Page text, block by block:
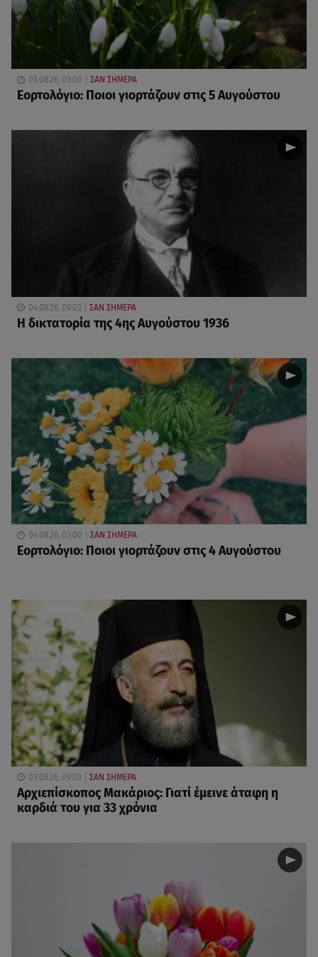
05.08.26, 03:00 ΣΑΝ ΣΗΜΕΡΑ
Εορτολόγιο: Ποιοι γιορτάζουν στις 5 Αυγούστου
04.08.26, 09:03 ΣΑΝ ΣΗΜΕΡΑ
Η δικτατορία της 4ης Αυγούστου 1936
04.08.26, 03:00 ΣΑΝ ΣΗΜΕΡΑ
Εορτολόγιο: Ποιοι γιορτάζουν στις 4 Αυγούστου
03.08.26, 09:03 ΣΑΝ ΣΗΜΕΡΑ
Αρχιεπίσκοπος Μακάριος: Γιατί έμεινε άταφη η
καρδιά του για 33 χρόνια